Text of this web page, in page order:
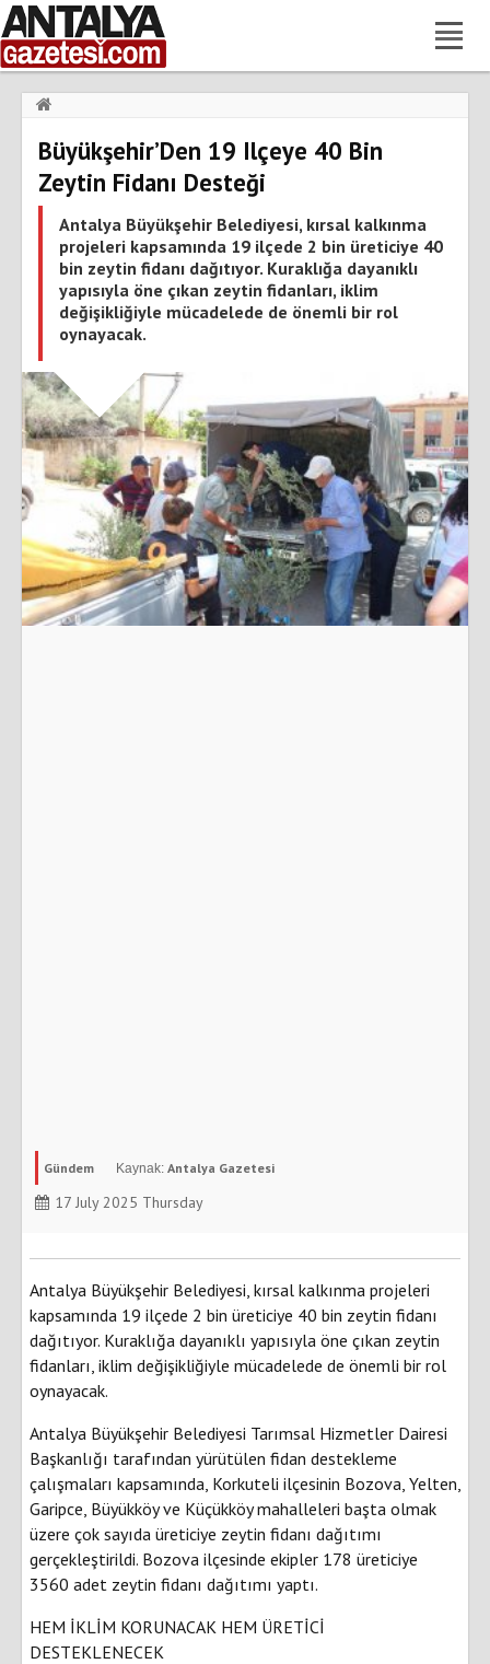
Büyükşehir’Den 19 Ilçeye 40 Bin Zeytin Fidanı Desteği
Büyükşehir’Den 19 Ilçeye 40 Bin
Zeytin Fidanı Desteği
Antalya Büyükşehir Belediyesi, kırsal kalkınma
projeleri kapsamında 19 ilçede 2 bin üreticiye 40
bin zeytin fidanı dağıtıyor. Kuraklığa dayanıklı
yapısıyla öne çıkan zeytin fidanları, iklim
değişikliğiyle mücadelede de önemli bir rol
oynayacak.
Gündem Antalya Gazetesi
17 July 2025 Thursday
Antalya Büyükşehir Belediyesi, kırsal kalkınma projeleri
kapsamında 19 ilçede 2 bin üreticiye 40 bin zeytin fidanı
dağıtıyor. Kuraklığa dayanıklı yapısıyla öne çıkan zeytin
fidanları, iklim değişikliğiyle mücadelede de önemli bir rol
oynayacak.
Antalya Büyükşehir Belediyesi Tarımsal Hizmetler Dairesi
Başkanlığı tarafından yürütülen fidan destekleme
çalışmaları kapsamında, Korkuteli ilçesinin Bozova, Yelten,
Garipce, Büyükköy ve Küçükköy mahalleleri başta olmak
üzere çok sayıda üreticiye zeytin fidanı dağıtımı
gerçekleştirildi. Bozova ilçesinde ekipler 178 üreticiye
3560 adet zeytin fidanı dağıtımı yaptı.
HEM İKLİM KORUNACAK HEM ÜRETİCİ
DESTEKLENECEK